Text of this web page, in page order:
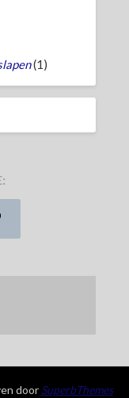
(1)
door SuperbThemes